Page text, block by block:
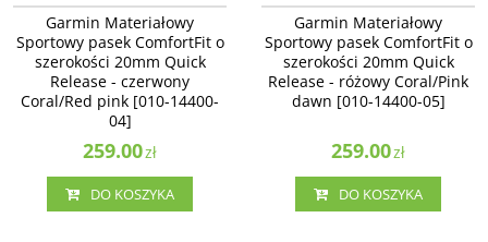
Garmin Materiałowy Sportowy
pasek ComfortFit o szerokości
20mm Quick Release - czerwony
Coral/Red pink [010-14400-04]
Garmin Materiałowy
Sportowy pasek ComfortFit o
szerokości 20mm Quick
Release - czerwony
Coral/Red pink [010-14400-
04]
259.00zł
DO KOSZYKA
Garmin Materiałowy Sportowy
pasek ComfortFit o szerokości
20mm Quick Release - różowy
Coral/Pink dawn [010-14400-05]
Garmin Materiałowy
Sportowy pasek ComfortFit o
szerokości 20mm Quick
Release - różowy Coral/Pink
dawn [010-14400-05]
259.00zł
DO KOSZYKA